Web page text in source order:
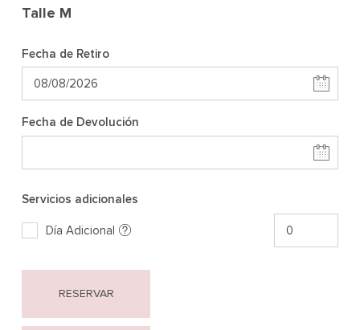
Talle M
Fecha de Retiro
Fecha de Devolución
Servicios adicionales
Día Adicional
RESERVAR